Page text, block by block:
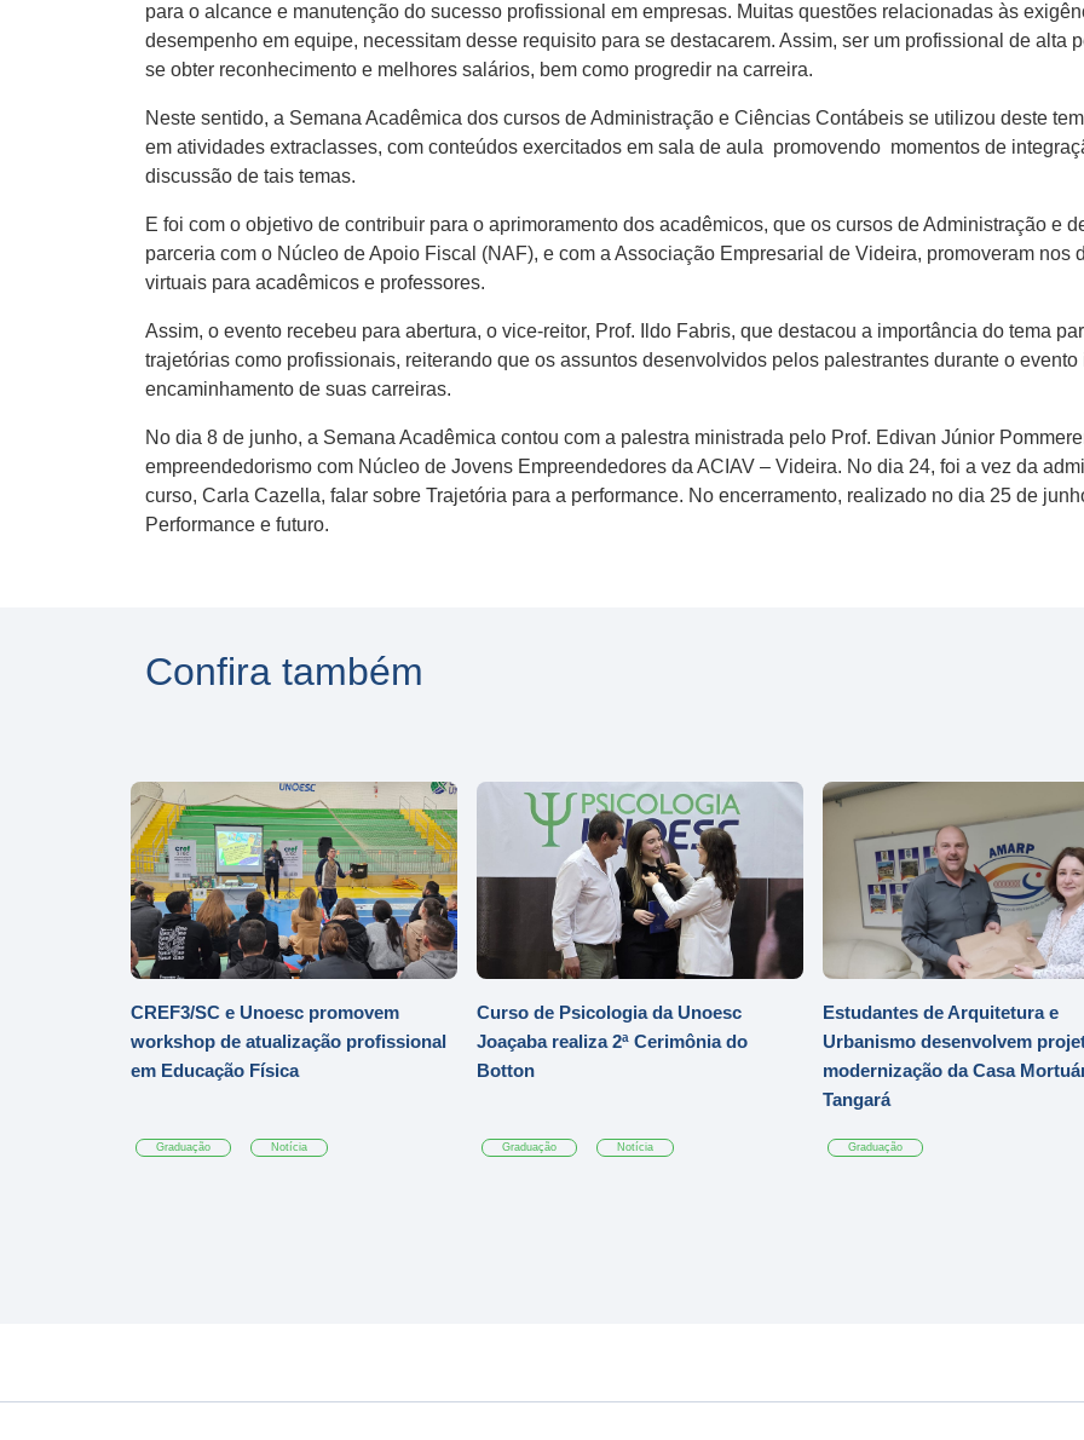
para o alcance e manutenção do sucesso profissional em empresas. Muitas questões relacionadas às
desempenho em equipe, necessitam desse requisito para se destacarem. Assim, ser um profissional de alta
se obter reconhecimento e melhores salários, bem como progredir na carreira.
Neste sentido, a Semana Acadêmica dos cursos de Administração e Ciências Contábeis se utilizou deste
em atividades extraclasses, com conteúdos exercitados em sala de aula promovendo momentos de
discussão de tais temas.
E foi com o objetivo de contribuir para o aprimoramento dos acadêmicos, que os cursos de Administração e
parceria com o Núcleo de Apoio Fiscal (NAF), e com a Associação Empresarial de Videira, promoveram nos
virtuais para acadêmicos e professores.
Assim, o evento recebeu para abertura, o vice-reitor, Prof. Ildo Fabris, que destacou a importância do tema
trajetórias como profissionais, reiterando que os assuntos desenvolvidos pelos palestrantes durante o
encaminhamento de suas carreiras.
No dia 8 de junho, a Semana Acadêmica contou com a palestra ministrada pelo Prof. Edivan Júnior
empreendedorismo com Núcleo de Jovens Empreendedores da ACIAV – Videira. No dia 24, foi a vez da
curso, Carla Cazella, falar sobre Trajetória para a performance. No encerramento, realizado no dia 25 de
Performance e futuro.
Confira também
CREF3/SC e Unoesc promovem
workshop de atualização profissional
em Educação Física
Graduação Notícia
Curso de Psicologia da Unoesc
Joaçaba realiza 2ª Cerimônia do
Botton
Graduação Notícia
Estudantes de Arquitetura e
Urbanismo desenvolvem
modernização da Casa
Tangará
Graduação